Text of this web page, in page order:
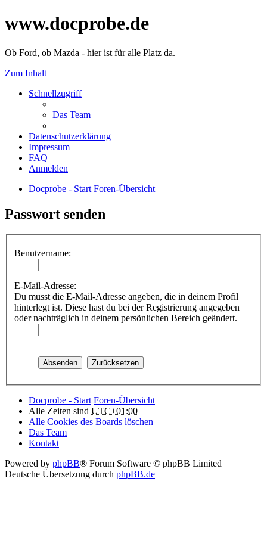
www.docprobe.de
Ob Ford, ob Mazda - hier ist für alle Platz da.
Zum Inhalt
Schnellzugriff
Das Team
Datenschutzerklärung
Impressum
FAQ
Anmelden
Docprobe - Start Foren-Übersicht
Passwort senden
Benutzername:
E-Mail-Adresse:
Du musst die E-Mail-Adresse angeben, die in deinem Profil
hinterlegt ist. Diese hast du bei der Registrierung angegeben
oder nachträglich in deinem persönlichen Bereich geändert.
Docprobe - Start Foren-Übersicht
Alle Zeiten sind UTC+01:00
Alle Cookies des Boards löschen
Das Team
Kontakt
Powered by phpBB® Forum Software © phpBB Limited
Deutsche Übersetzung durch phpBB.de